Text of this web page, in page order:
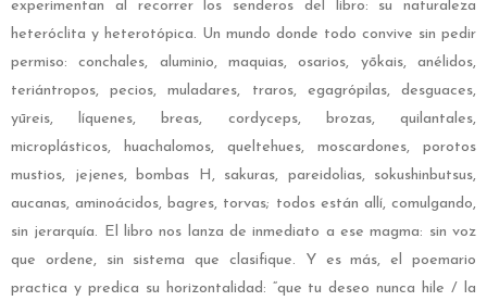
experimentan al recorrer los senderos del libro: su naturaleza
heteróclita y heterotópica. Un mundo donde todo convive sin pedir
permiso: conchales, aluminio, maquias, osarios, yōkais, anélidos,
teriántropos, pecios, muladares, traros, egagrópilas, desguaces,
yūreis, líquenes, breas, cordyceps, brozas, quilantales,
microplásticos, huachalomos, queltehues, moscardones, porotos
mustios, jejenes, bombas H, sakuras, pareidolias, sokushinbutsus,
aucanas, aminoácidos, bagres, torvas; todos están allí, comulgando,
sin jerarquía. El libro nos lanza de inmediato a ese magma: sin voz
que ordene, sin sistema que clasifique. Y es más, el poemario
practica y predica su horizontalidad: “que tu deseo nunca hile / la